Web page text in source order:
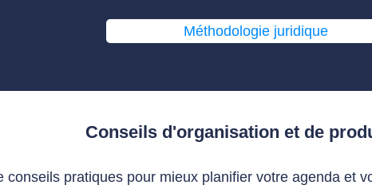
Méthodologie juridique
Conseils d'organisation et de
conseils pratiques pour mieux planifier votre agenda et